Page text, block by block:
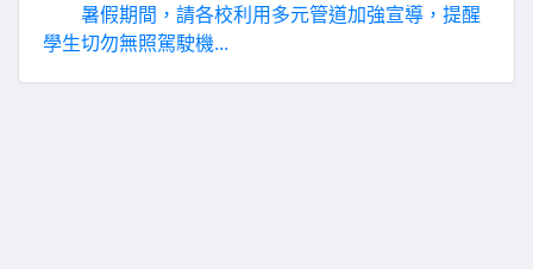
暑假期間，請各校利用多元管道加強宣導，提醒
學生切勿無照駕駛機...